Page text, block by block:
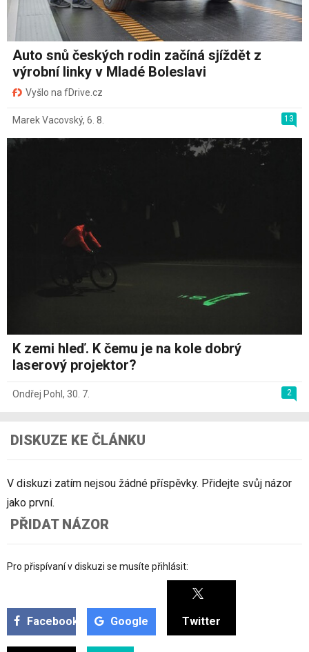
Auto snů českých rodin začíná sjíždět z
výrobní linky v Mladé Boleslavi
Vyšlo na fDrive.cz
13
Marek Vacovský, 6. 8.
K zemi hleď. K čemu je na kole dobrý
laserový projektor?
2
Ondřej Pohl , 30. 7.
DISKUZE KE ČLÁNKU
V diskuzi zatím nejsou žádné příspěvky. Přidejte svůj názor
jako první.
PŘIDAT NÁZOR
Pro přispívaní v diskuzi se musíte přihlásit:
Facebook Google Twitter